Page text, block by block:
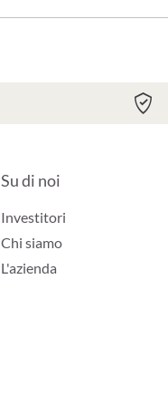
Su di noi
Investitori
Chi siamo
L'azienda